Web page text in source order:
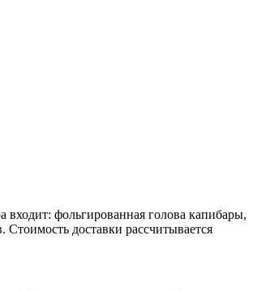
входит: фольгированная голова капибары,
Стоимость доставки рассчитывается